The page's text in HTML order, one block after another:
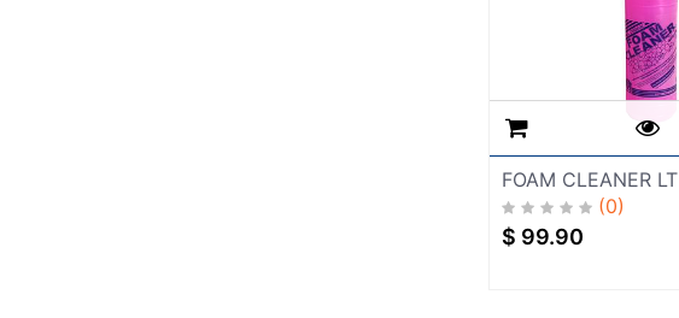
FOAM CLEANER LT
(0)
$ 99.90